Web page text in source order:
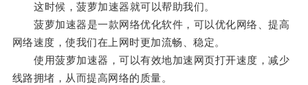
这时候，菠萝加速器就可以帮助我们。
菠萝加速器是一款网络优化软件，可以优化网络、提高
网络速度，使我们在上网时更加流畅、稳定。
使用菠萝加速器，可以有效地加速网页打开速度，减少
线路拥堵，从而提高网络的质量。